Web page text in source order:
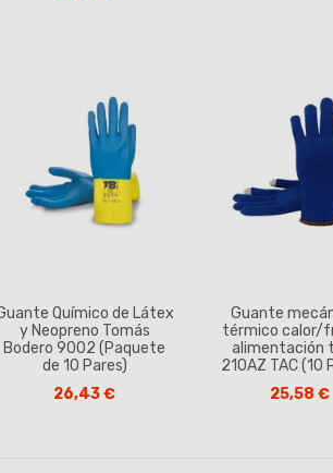
Químico de Látex
y Neopreno Tomás
Bodero 9002 (Paquete
de 10 Pares)
26,43 €
Guante
térmico calor/
alimentación
210AZ TAC (10
25,58 €